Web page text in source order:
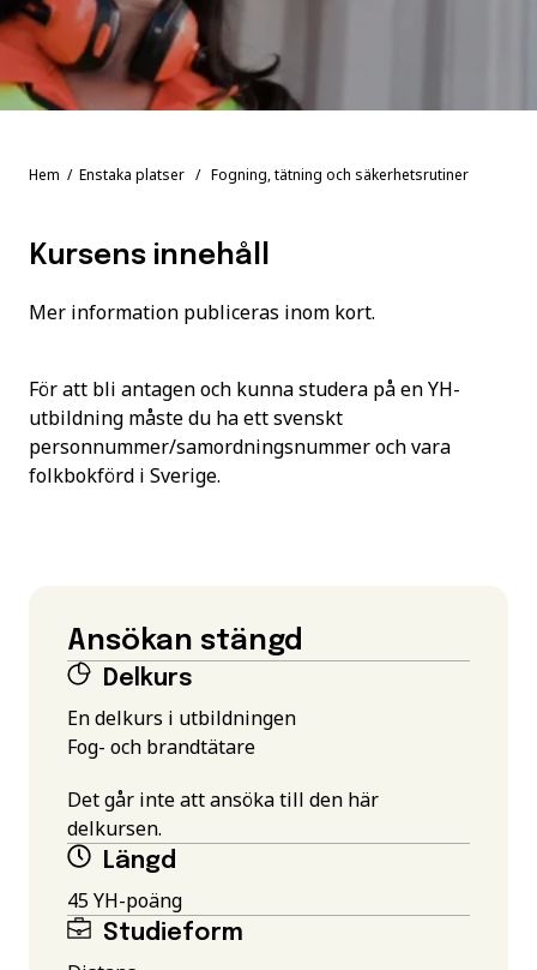
Hem / Enstaka platser / Fogning, tätning och säkerhetsrutiner
Kursens innehåll
Mer information publiceras inom kort.
För att bli antagen och kunna studera på en YH-
utbildning måste du ha ett svenskt
personnummer/samordningsnummer och vara
folkbokförd i Sverige.
Ansökan stängd
Delkurs
En delkurs i utbildningen
Fog- och brandtätare
Det går inte att ansöka till den här
delkursen.
Längd
45 YH-poäng
Studieform